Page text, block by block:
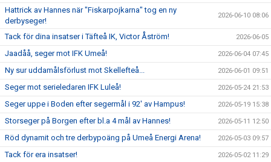
Hattrick av Hannes när "Fiskarpojkarna" tog en ny
derbyseger!
2026-06-10 08:06
Tack för dina insatser i Täfteå IK, Victor Åström! 2026-06-05
Jaadåå, seger mot IFK Umeå! 2026-06-04 07:45
Ny sur uddamålsförlust mot Skellefteå... 2026-06-01 09:51
Seger mot serieledaren IFK Luleå! 2026-05-24 21:53
Seger uppe i Boden efter segermål i 92' av Hampus! 2026-05-19 15:38
Storseger på Borgen efter bl.a 4 mål av Hannes! 2026-05-11 12:50
Röd dynamit och tre derbypoäng på Umeå Energi Arena! 2026-05-03 09:57
Tack för era insatser! 2026-05-02 11:29